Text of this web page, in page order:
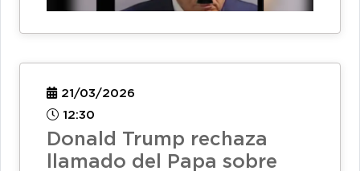
21/03/2026
12:30
Donald Trump rechaza
llamado del Papa sobre